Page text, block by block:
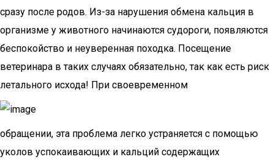
сразу после родов. Из-за нарушения обмена кальция в
организме у животного начинаются судороги, появляются
беспокойство и неуверенная походка. Посещение
ветеринара в таких случаях обязательно, так как есть риск
летального исхода! При своевременном
обращении, эта проблема легко устраняется с помощью
уколов успокаивающих и кальций содержащих